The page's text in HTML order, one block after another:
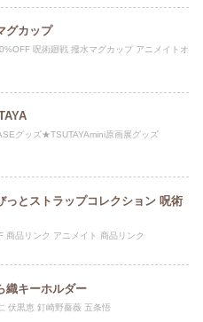
グカップ
呪術廻戦 撥水マグカップ アニメイトオ
グッズ★TSUTAYAmini原画展グッズ
っとストラップコレクション 呪術
品リンク アニメイト 商品リンク
織キーホルダー
伏黒恵 釘崎野薔薇 五条悟